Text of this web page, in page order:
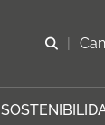
Abrir